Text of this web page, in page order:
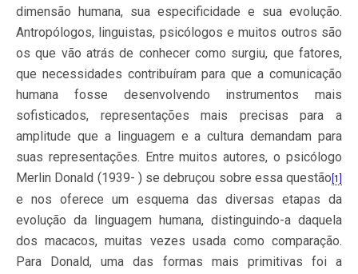
dimensão humana, sua especificidade e sua evolução.
Antropólogos, linguistas, psicólogos e muitos outros são
os que vão atrás de conhecer como surgiu, que fatores,
que necessidades contribuíram para que a comunicação
humana fosse desenvolvendo instrumentos mais
sofisticados, representações mais precisas para a
amplitude que a linguagem e a cultura demandam para
suas representações. Entre muitos autores, o psicólogo
Merlin Donald (1939- ) se debruçou sobre essa questão [1]
e nos oferece um esquema das diversas etapas da
evolução da linguagem humana, distinguindo-a daquela
dos macacos, muitas vezes usada como comparação.
Para Donald, uma das formas mais primitivas foi a